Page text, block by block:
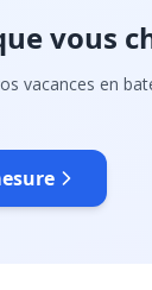
vous
vacances en